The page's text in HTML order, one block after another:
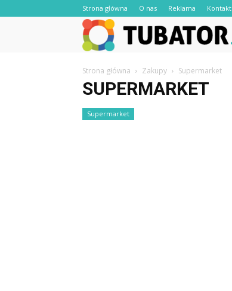
Strona główna O nas Reklama Kontakt
Strona główna Zakupy Supermarket
SUPERMARKET
Supermarket